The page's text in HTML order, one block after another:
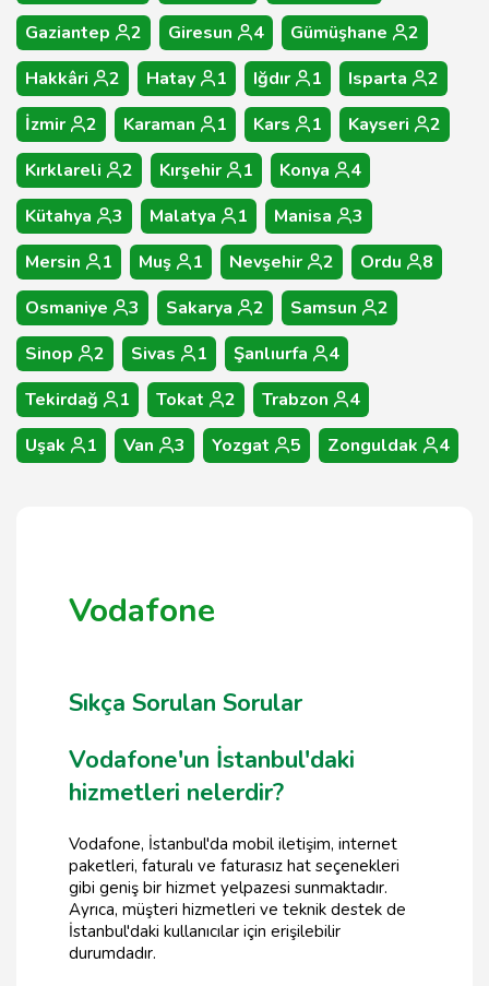
Gaziantep
2 Giresun 4 Gümüşhane
2
Hakkâri
2 Hatay 1 Iğdır 1 Isparta
2
İzmir
2 Karaman 1 Kars 1 Kayseri
2
Kırklareli
2 Kırşehir 1 Konya
4
Kütahya
3 Malatya 1 Manisa
3
Mersin
1 Muş 1 Nevşehir 2 Ordu
8
Osmaniye
3 Sakarya 2 Samsun
2
Sinop
2 Sivas 1 Şanlıurfa
4
Tekirdağ
1 Tokat 2 Trabzon
4
Uşak
1 Van 3 Yozgat 5 Zonguldak 4
Vodafone
Sıkça Sorulan Sorular
Vodafone'un İstanbul'daki
hizmetleri nelerdir?
Vodafone, İstanbul'da mobil iletişim, internet
paketleri, faturalı ve faturasız hat seçenekleri
gibi geniş bir hizmet yelpazesi sunmaktadır.
Ayrıca, müşteri hizmetleri ve teknik destek de
İstanbul'daki kullanıcılar için erişilebilir
durumdadır.